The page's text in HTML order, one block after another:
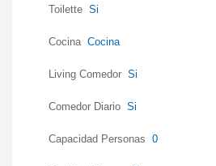
Toilette Si
Cocina Cocina
Living Comedor Si
Comedor Diario Si
Capacidad Personas 0